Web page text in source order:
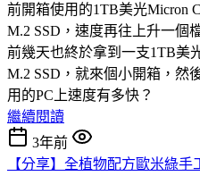
前開箱使用的1TB美光Micron
M.2 SSD，速度再往上升一個
前幾天也終於拿到一支1TB美
M.2 SSD，就來個小開箱，然
用的PC上速度有多快？
繼續閱讀
3年前
【分享】全植物配方歐米綠